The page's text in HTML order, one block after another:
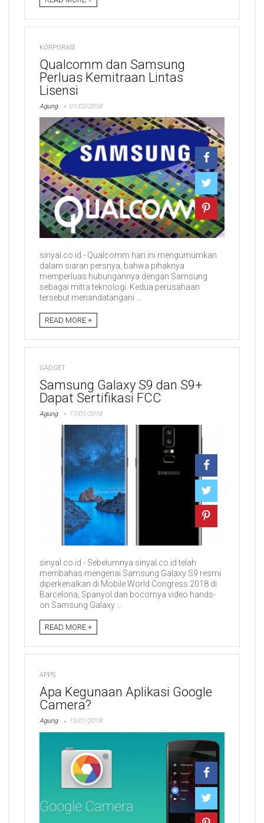
KORPORASI
Qualcomm dan Samsung
Perluas Kemitraan Lintas
Lisensi
Agung 01/02/2018
sinyal.co.id - Qualcomm hari ini mengumumkan
dalam siaran persnya, bahwa pihaknya
memperluas hubungannya dengan Samsung
sebagai mitra teknologi. Kedua perusahaan
tersebut menandatangani ...
READ MORE +
GADGET
Samsung Galaxy S9 dan S9+
Dapat Sertifikasi FCC
Agung 17/01/2018
sinyal.co.id - Sebelumnya sinyal.co.id telah
membahas mengenai Samsung Galaxy S9 resmi
diperkenalkan di Mobile World Congress 2018 di
Barcelona, Spanyol dan bocornya video hands-
on Samsung Galaxy ...
READ MORE +
APPS
Apa Kegunaan Aplikasi Google
Camera?
Agung 15/01/2018